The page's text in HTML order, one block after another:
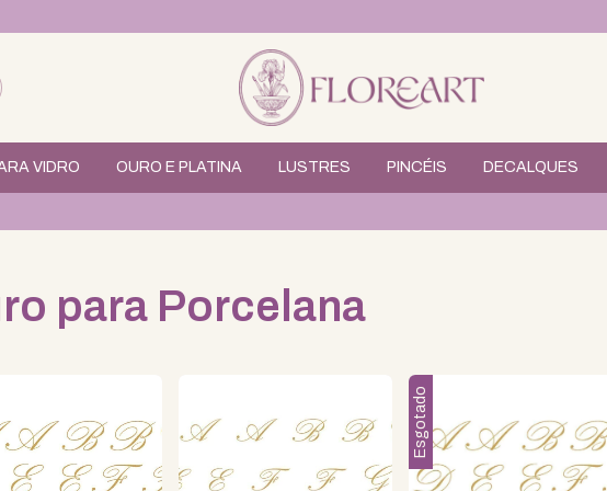
VIDRO OURO E PLATINA LUSTRES PINCÉIS DECALQUES
para Porcelana
Esgotado